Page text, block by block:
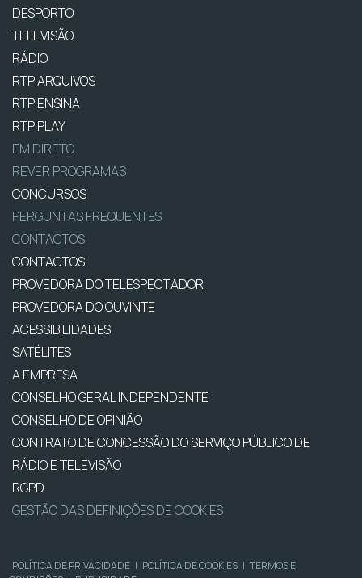
DESPORTO
TELEVISÃO
RÁDIO
RTP ARQUIVOS
RTP ENSINA
RTP PLAY
EM DIRETO
REVER PROGRAMAS
CONCURSOS
PERGUNTAS FREQUENTES
CONTACTOS
CONTACTOS
PROVEDORA DO TELESPECTADOR
PROVEDORA DO OUVINTE
ACESSIBILIDADES
SATÉLITES
A EMPRESA
CONSELHO GERAL INDEPENDENTE
CONSELHO DE OPINIÃO
CONTRATO DE CONCESSÃO DO SERVIÇO PÚBLICO DE
RÁDIO E TELEVISÃO
RGPD
GESTÃO DAS DEFINIÇÕES DE COOKIES
POLÍTICA DE PRIVACIDADE | POLÍTICA DE COOKIES | TERMOS E